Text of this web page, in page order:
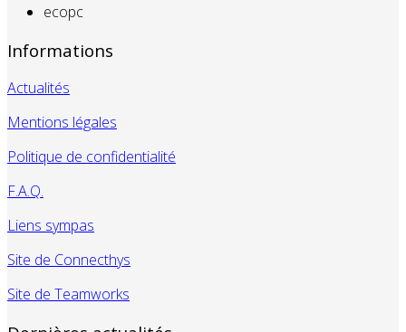
ecopc
Informations
Actualités
Mentions légales
Politique de confidentialité
F.A.Q.
Liens sympas
Site de Connecthys
Site de Teamworks